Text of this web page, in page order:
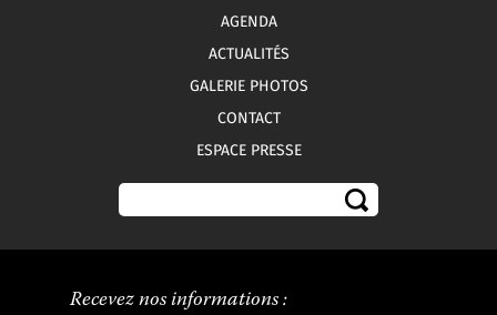
AGENDA
ACTUALITÉS
GALERIE PHOTOS
CONTACT
ESPACE PRESSE
Recevez nos informations :